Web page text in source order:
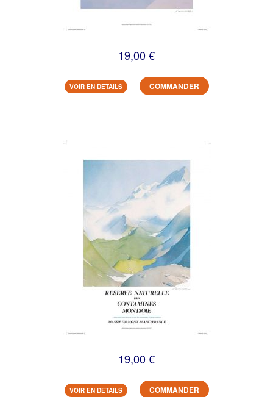
19,00 €
VOIR EN DETAILS COMMANDER
19,00 €
VOIR EN DETAILS COMMANDER